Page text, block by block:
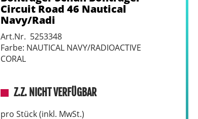
Circuit Road 46 Nautical
Navy/Radi
Art.Nr. 5253348
Farbe: NAUTICAL NAVY/RADIOACTIVE
CORAL
Z.Z. NICHT VERFÜGBAR
pro Stück (inkl. MwSt.)